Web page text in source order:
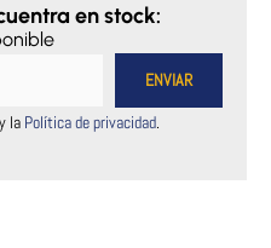
en stock:
y la Política de privacidad.